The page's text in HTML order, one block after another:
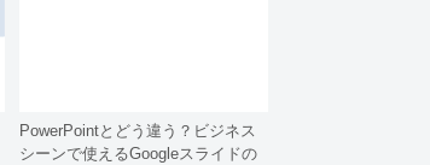
PowerPointとどう違う？ビジネス
シーンで使えるGoogleスライドの